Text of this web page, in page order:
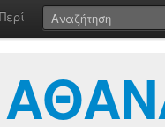
Περί